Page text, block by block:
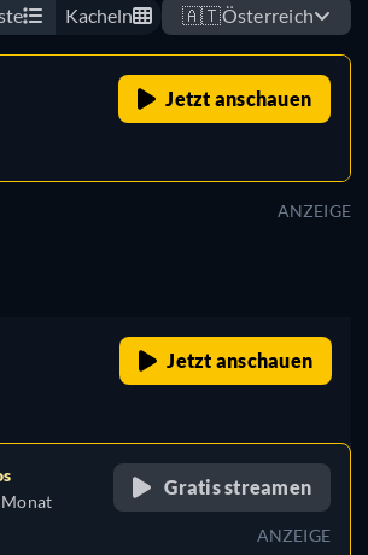
Kacheln 🇦🇹Österreich
Jetzt anschauen
ANZEIGE
Jetzt anschauen
Gratis streamen
ANZEIGE